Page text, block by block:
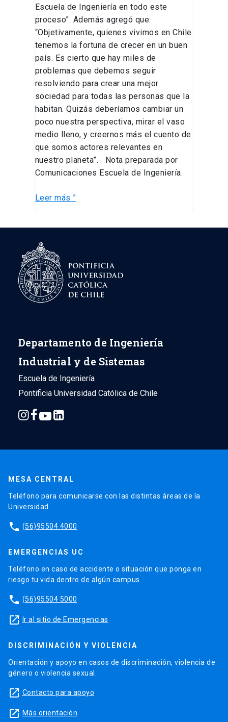
Escuela de Ingeniería en todo este
proceso”. Además agregó que:
“Objetivamente, quienes vivimos en Chile
tenemos la fortuna de crecer en un buen
país. Es cierto que hay miles de
problemas que debemos seguir
resolviendo para crear una mejor
sociedad para todas las personas que la
habitan. Quizás deberíamos cambiar un
poco nuestra perspectiva, mirar el vaso
medio lleno, y creernos más el cuento de
que somos actores relevantes en
nuestro planeta”. Nota preparada por
Comunicaciones Escuela de Ingeniería.
Leer más ”
Departamento de Ingeniería
Industrial y de Sistemas
Escuela de Ingeniería
Pontificia Universidad Católica de Chile
MESA CENTRAL
Teléfono para comunicarse con las distintas áreas de la
Universidad.
phone (56)95504 4000
EMERGENCIAS UC
Teléfono en caso de accidente o situación que ponga en
riesgo tu vida dentro de algún campus.
phone (56)95504 5000
launch Ir al sitio de Emergencias
DISCRIMINACIÓN Y VIOLENCIA
Orientación y apoyo en casos de discriminación, violencia de
género o violencia sexual.
launch Contacto para apoyo
launch Más orientación